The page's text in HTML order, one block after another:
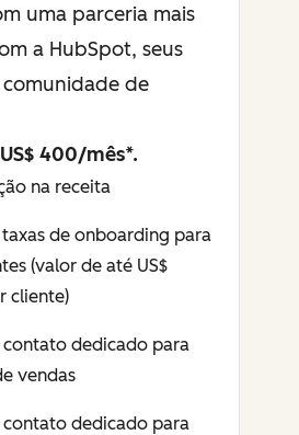
uma parceria mais
a HubSpot, seus
de
US$ 400/mês*.
na receita
taxas de onboarding para
(valor de até US$
cliente)
contato dedicado para
vendas
contato dedicado para